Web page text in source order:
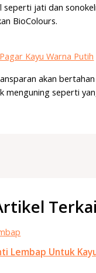
seperti jati dan
BioColours.
Kayu Warna Putih
akan
menguning seperti
Lembap Untuk